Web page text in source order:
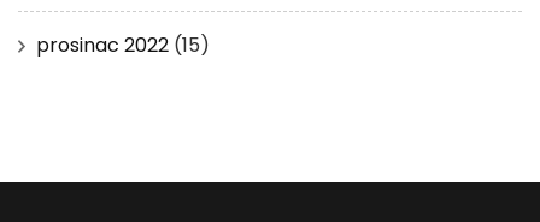
prosinac 2022 (15)